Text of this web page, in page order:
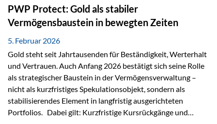
PWP Protect: Gold als stabiler
Vermögensbaustein in bewegten Zeiten
5. Februar 2026
Gold steht seit Jahrtausenden für Beständigkeit, Werterhalt
und Vertrauen. Auch Anfang 2026 bestätigt sich seine Rolle
als strategischer Baustein in der Vermögensverwaltung –
nicht als kurzfristiges Spekulationsobjekt, sondern als
stabilisierendes Element in langfristig ausgerichteten
Portfolios. Dabei gilt: Kurzfristige Kursrückgänge und